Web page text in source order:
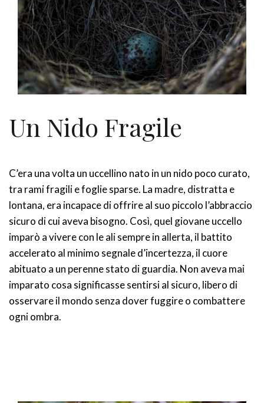
Un Nido Fragile
C’era una volta un uccellino nato in un nido poco curato,
tra rami fragili e foglie sparse. La madre, distratta e
lontana, era incapace di offrire al suo piccolo l’abbraccio
sicuro di cui aveva bisogno. Così, quel giovane uccello
imparò a vivere con le ali sempre in allerta, il battito
accelerato al minimo segnale d’incertezza, il cuore
abituato a un perenne stato di guardia. Non aveva mai
imparato cosa significasse sentirsi al sicuro, libero di
osservare il mondo senza dover fuggire o combattere
ogni ombra.